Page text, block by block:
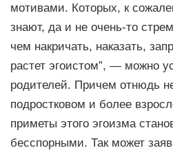
мотивами. Которых, к
знают, да и не очень-то
чем накричать, наказать,
растет эгоистом”, — можно
родителей. Причем отнюдь
подростковом и более
приметы этого эгоизма
бесспорными. Так может